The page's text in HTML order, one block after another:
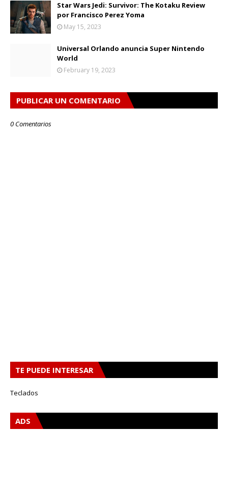
Star Wars Jedi: Survivor: The Kotaku Review
por Francisco Perez Yoma
May 15, 2023
Universal Orlando anuncia Super Nintendo
World
February 19, 2023
PUBLICAR UN COMENTARIO
0 Comentarios
TE PUEDE INTERESAR
Teclados
ADS